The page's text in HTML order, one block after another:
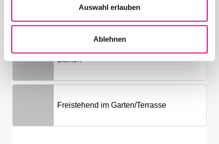
Auswahl erlauben
Ablehnen